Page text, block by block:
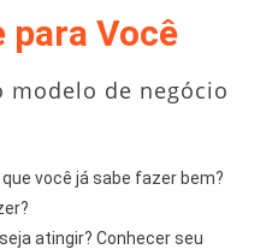
para Você
modelo de negócio
que você já sabe fazer bem?
atingir? Conhecer seu